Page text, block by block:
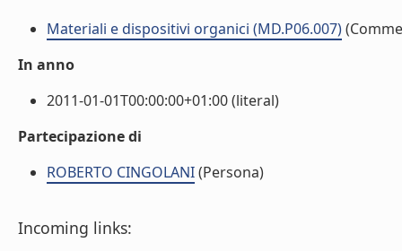
Materiali e dispositivi organici (MD.P06.007)
In anno
2011-01-01T00:00:00+01:00 (literal)
Partecipazione di
ROBERTO CINGOLANI(Persona)
Incoming links: